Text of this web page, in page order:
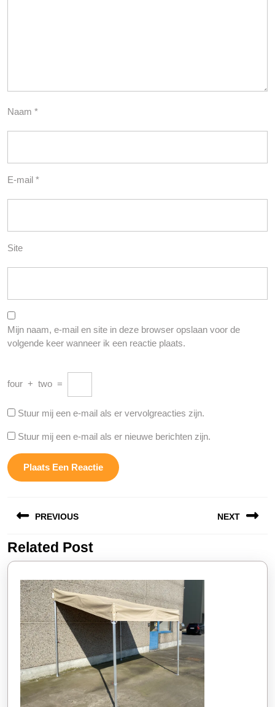
Naam *
E-mail *
Site
Mijn naam, e-mail en site in deze browser opslaan voor de
volgende keer wanneer ik een reactie plaats.
four + two =
Stuur mij een e-mail als er vervolgreacties zijn.
Stuur mij een e-mail als er nieuwe berichten zijn.
PREVIOUS
Vorige
bericht:
NEXT
bericht:
Related Post